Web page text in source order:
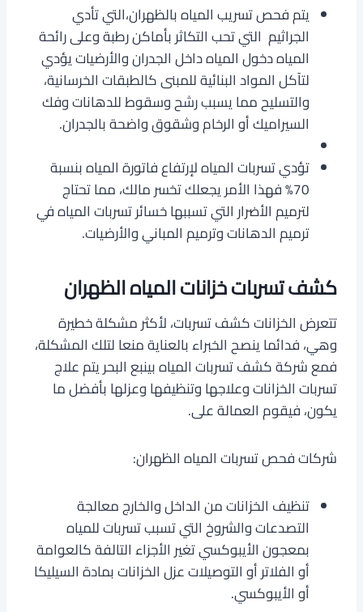
يتم فحص تسريب المياه بالظهران،التي تأدي
الجراثيم التي تحب التكاثر بأماكن رطبة وعلى رائحة
المياه دخول المياه داخل الجدران والأرضيات يؤدي
لتآكل المواد البنائية للمبنى كالطبقات الخرسانية،
والتسليح مما يسبب رشح وسقوط للدهانات وفك
السيراميك أو الرخام وشقوق واضحة بالجدران.
تؤدي تسربات المياه لإرتفاع فاتورة المياه بنسبة
70% فهذا الأمر يجعلك تخسر مالك، مما تحتاج
لترميم الأضرار التي تسببها خسائر تسربات المياه في
ترميم الدهانات وترميم المباني والأرضيات.
كشف تسربات خزانات المياه الظهران
تتعرض الخزانات كشف تسربات، لأكثر مشكلة خطيرة
وهي، فدائما ينصح الخبراء بالعناية منعا لتلك المشكلة،
فمع شركة كشف تسربات المياه بينبع البحر يتم علاج
تسربات الخزانات وعلاجها وتنظيفها وعزلها بأفضل ما
يكون، فيقوم العمالة على.
شركات فحص تسربات المياه الظهران:
تنظيف الخزانات من الداخل والخارج معالجة
التصدعات والشروخ التي تسبب تسربات للمياه
بمعجون الأيبوكسي تغير الأجزاء التالفة كالعوامة
أو الفلاتر أو التوصيلات عزل الخزانات بمادة السيليكا
أو الأيبوكسي.